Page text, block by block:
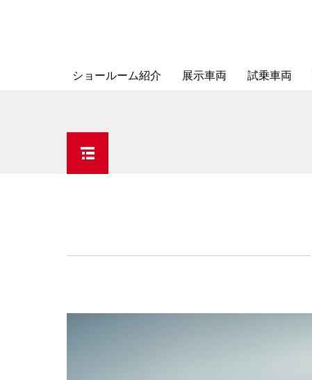
ショールーム紹介 展示車両 試乗車両